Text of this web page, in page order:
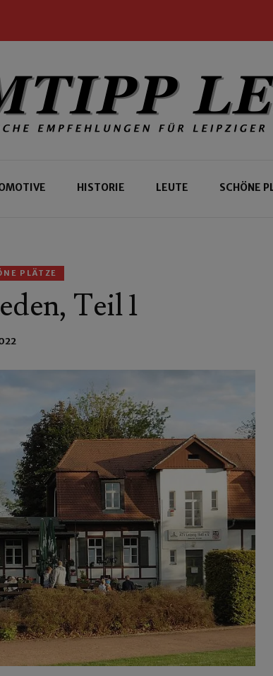
HISTORIE LEUTE SCHÖNE
PLÄTZE
Teil 1